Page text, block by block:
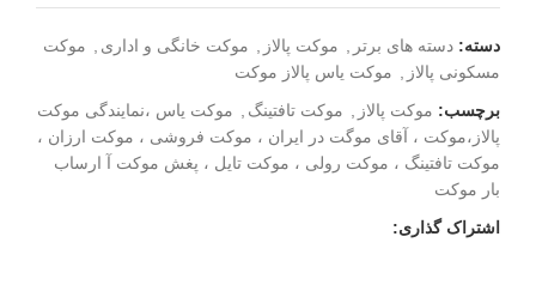
دسته: دسته های برتر موکت پالاز موکت خانگی و اداری
موکت
مسکونی پالاز
موکت یاس پالاز موکت
برچسب: موکت پالاز موکت تافتینگ
موکت یاس ،نمایندگی موکت
پالاز،موکت ، آقای موگت در ایران ، موکت فروشی ، موکت ارزان ،
موکت تافتینگ ، موکت رولی ، موکت تایل ، پغش موکت آ ارساب
بار موکت
اشتراک گذاری: